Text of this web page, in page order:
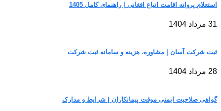
استعلام پروانه اقامت اتباع افغانی | راهنمای کامل 1405
31 مرداد 1404
ثبت شرکت آسان | مشاوره، هزینه و سامانه ثبت شرکت
28 مرداد 1404
گواهی صلاحیت ایمنی موقت پیمانکاران | شرایط و مدارک